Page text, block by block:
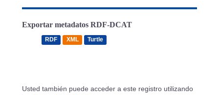
Exportar metadatos RDF-DCAT
RDF XML Turtle
Usted también puede acceder a este registro utilizando